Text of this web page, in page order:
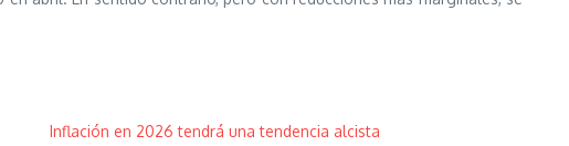
Inflación en 2026 tendrá una tendencia alcista